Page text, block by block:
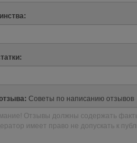
Советы по написанию отзывов